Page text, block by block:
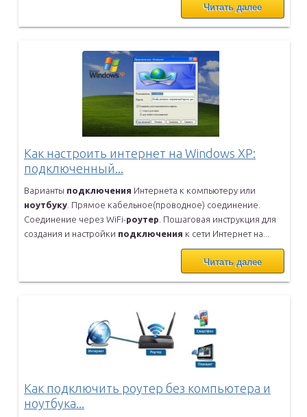
Читать далее
Как настроить интернет на Windows XP:
подключенный...
Варианты подключения Интернета к компьютеру или
ноутбуку . Прямое кабельное(проводное) соединение.
Соединение через WiFi-роутер Пошаговая инструкция для
создания и настройки подключения к сети Интернет на...
Читать далее
Как подключить роутер без компьютера и
ноутбука...